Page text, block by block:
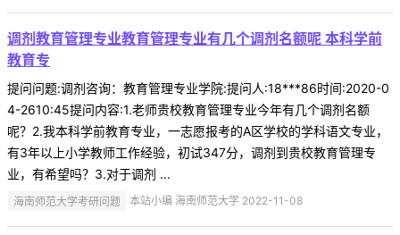
调剂教育管理专业教育管理专业有几个调剂名额呢 本科学前
教育专
提问问题:调剂咨询：教育管理专业学院:提问人:18***86时间:2020-0
4-2610:45提问内容:1.老师贵校教育管理专业今年有几个调剂名额
呢？2.我本科学前教育专业，一志愿报考的A区学校的学科语文专业，
有3年以上小学教师工作经验，初试347分，调剂到贵校教育管理专
业，有希望吗？3.对于调剂 ...
海南师范大学考研问题 本站小编 海南师范大学 2022-11-08